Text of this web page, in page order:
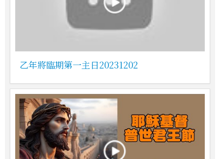
乙年將臨期第一主日20231202